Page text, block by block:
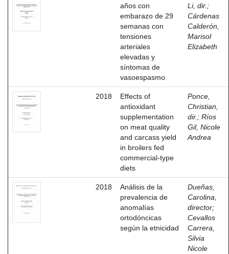
años con
embarazo de 29
semanas con
tensiones
arteriales
elevadas y
síntomas de
vasoespasmo
Li, dir. ;
Cárdenas
Calderón,
Marisol
Elizabeth
2018
Effects of
antioxidant
supplementation
on meat quality
and carcass yield
in broilers fed
commercial-type
diets
Ponce,
Christian,
dir. ; Ríos
Gil, Nicole
Andrea
2018
Análisis de la
prevalencia de
anomalías
ortodóncicas
según la etnicidad
Dueñas,
Carolina,
director;
Cevallos
Carrera,
Silvia
Nicole